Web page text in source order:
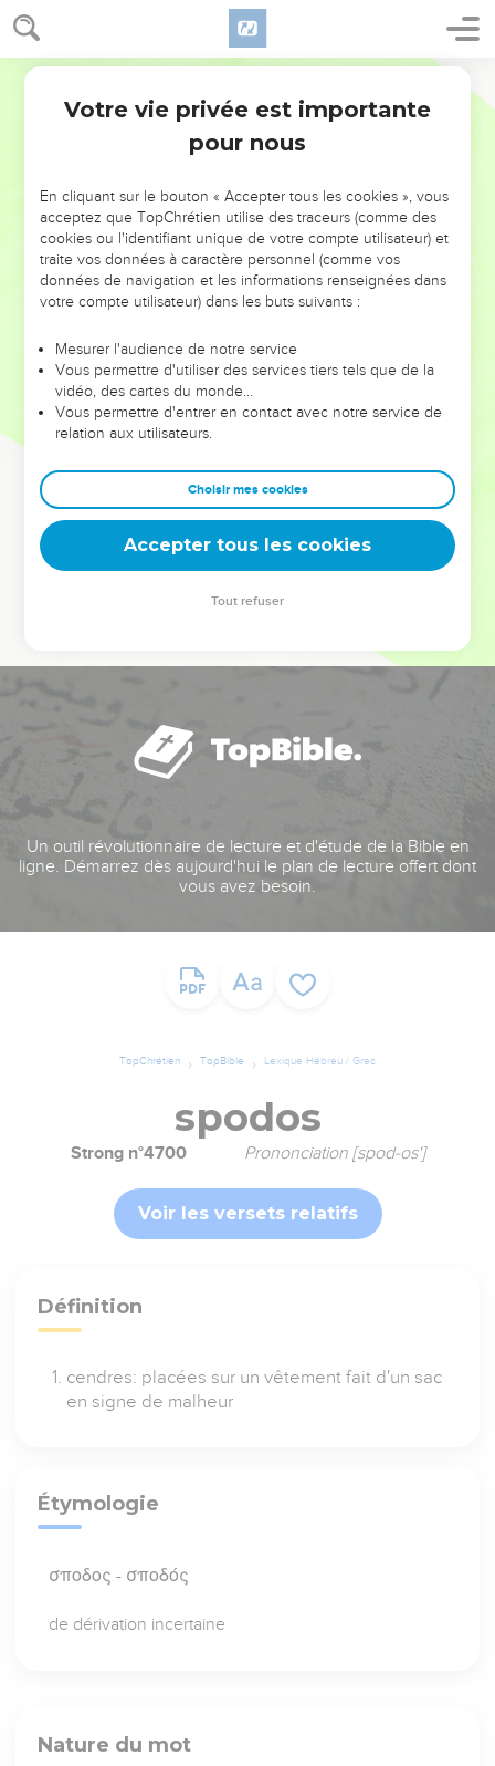
NE MANQUEZ PAS L’ÉVÉNEMENT
DE L’ANNÉE !
ET SI LEURS ERREURS POUVAIENT VOUS ÉVITER LES
VOTRES ?
leur foi ou leur vision. Mais on voit moins les doutes, les erreurs
et les saisons difficiles qu'ils ont traversés, alors même que ce
sont elles qui les ont façonnés.
Dans cette conférence, leaders, entrepreneurs, et responsables
clés pour avancer avec plus de sagesse afin que leurs erreurs
deviennent vos tremplins. Que vous guidiez un ministère, une
équipe, un groupe ou une famille, leur expérience est faite
Un outil révolutionnaire de lecture et d'étude de la Bible en
ligne. Démarrez dès aujourd'hui le plan de lecture offert dont
vous avez besoin.
TopChrétien TopBible Lexique Hébreu / Grec
spodos
Strong n°4700 Prononciation [spod-os']
Voir les versets relatifs
Définition
cendres: placées sur un vêtement fait d'un sac
en signe de malheur
Étymologie
σποδος - σποδός
de dérivation incertaine
Nature du mot
Votre vie privée est importante
pour nous
En cliquant sur le bouton « Accepter tous les cookies », vous
acceptez que TopChrétien utilise des traceurs (comme des
cookies ou l'identifiant unique de votre compte utilisateur) et
traite vos données à caractère personnel (comme vos
données de navigation et les informations renseignées dans
votre compte utilisateur) dans les buts suivants :
Mesurer l'audience de notre service
Vous permettre d'utiliser des services tiers tels que de la
vidéo, des cartes du monde…
Vous permettre d'entrer en contact avec notre service de
relation aux utilisateurs.
Choisir mes cookies
Accepter tous les cookies
Tout refuser